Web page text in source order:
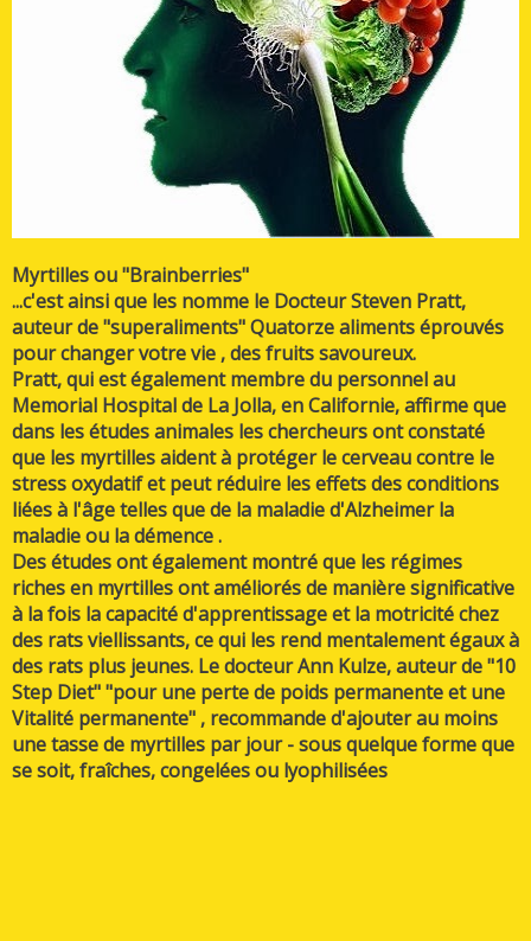
Myrtilles ou "Brainberries"
...c'est ainsi que les nomme le Docteur Steven Pratt,
auteur de "superaliments" Quatorze aliments éprouvés
pour changer votre vie , des fruits savoureux.
Pratt, qui est également membre du personnel au
Memorial Hospital de La Jolla, en Californie, affirme que
dans les études animales les chercheurs ont constaté
que les myrtilles aident à protéger le cerveau contre le
stress oxydatif et peut réduire les effets des conditions
liées à l'âge telles que de la maladie d'Alzheimer la
maladie ou la démence .
Des études ont également montré que les régimes
riches en myrtilles ont améliorés de manière significative
à la fois la capacité d'apprentissage et la motricité chez
des rats viellissants, ce qui les rend mentalement égaux à
des rats plus jeunes. Le docteur Ann Kulze, auteur de "10
Step Diet" "pour une perte de poids permanente et une
Vitalité permanente" , recommande d'ajouter au moins
une tasse de myrtilles par jour - sous quelque forme que
se soit, fraîches, congelées ou lyophilisées